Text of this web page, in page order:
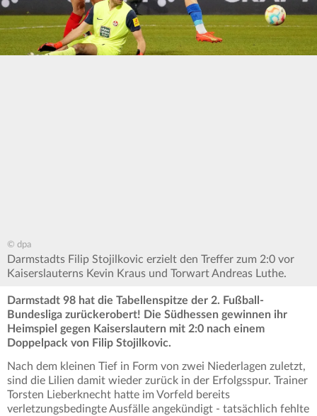
© dpa
Darmstadts Filip Stojilkovic erzielt den Treffer zum 2:0 vor
Kaiserslauterns Kevin Kraus und Torwart Andreas Luthe.
Darmstadt 98 hat die Tabellenspitze der 2. Fußball-
Bundesliga zurückerobert! Die Südhessen gewinnen ihr
Heimspiel gegen Kaiserslautern mit 2:0 nach einem
Doppelpack von Filip Stojilkovic.
Nach dem kleinen Tief in Form von zwei Niederlagen zuletzt,
sind die Lilien damit wieder zurück in der Erfolgsspur. Trainer
Torsten Lieberknecht hatte im Vorfeld bereits
verletzungsbedingte Ausfälle angekündigt - tatsächlich fehlte